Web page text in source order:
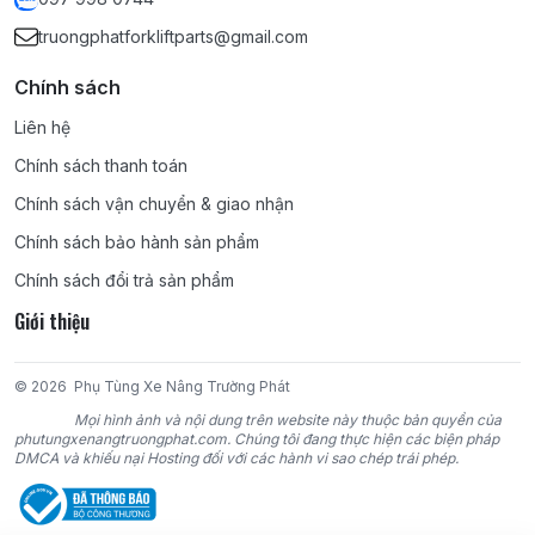
MITSUBISHI:4G15, 4G32, 4G33, 4G41, 4G52, 4G54, 4G63,
4G64, 4DR5, 4DQ5, 4DQ7, S4Q2, S4E, S4E2, S4S, 6DR5, S6S,
KOMATSU:
6D125;
TCM:
4FA1, 4FE1, C190, C221, C240, 4BC2, 4LB1, 4JG2, 6BB1,
NISSAN:D11, J15, J16, A12, A15, Z24, H20, H21-II, H15, H25, K15,
YANMAR:4TNE98, 4TNE94, 4TNE94L, 4TNV94L;
DAEWOO:DC24, GC24, D427, DB33A;
truongphatforkliftparts@gmail.com
Chính sách
Liên hệ
Chính sách thanh toán
Chính sách vận chuyển & giao nhận
Chính sách bảo hành sản phẩm
Chính sách đổi trả sản phẩm
Giới thiệu
© 2026 Phụ Tùng Xe Nâng Trường Phát
Mọi hình ảnh và nội dung trên website này thuộc bản quyền của
phutungxenangtruongphat.com. Chúng tôi đang thực hiện các biện pháp
DMCA và khiếu nại Hosting đối với các hành vi sao chép trái phép.